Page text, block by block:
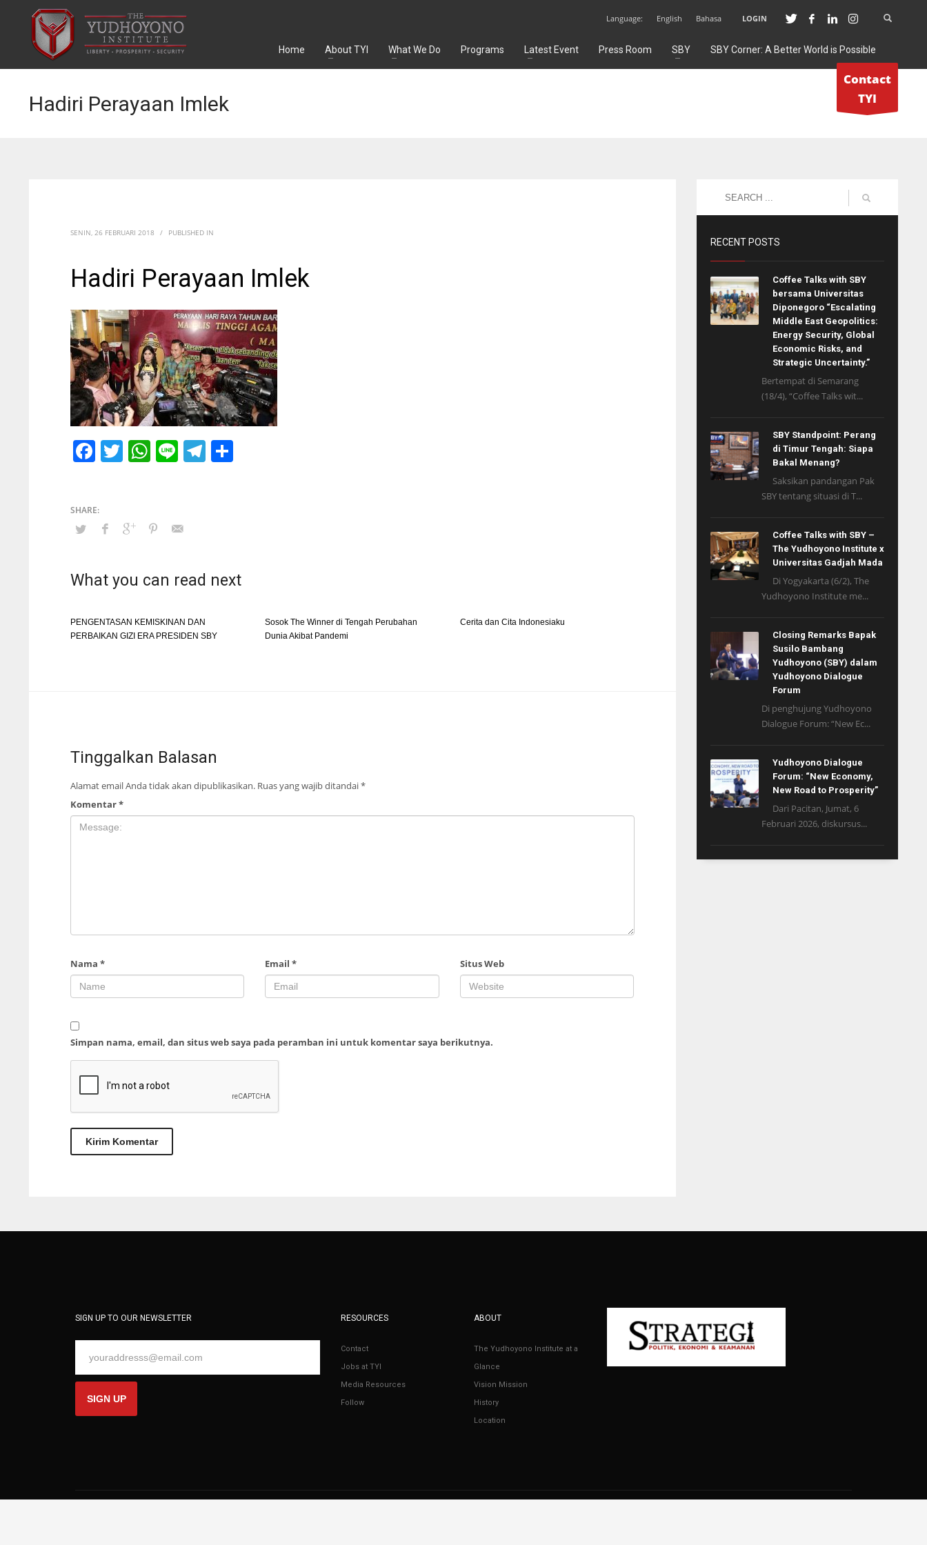
Language: English Bahasa LOGIN
Home About TYI What We Do Programs Latest Event Press Room SBY SBY Corner: A Better World is Possible
Contact
TYI
Hadiri Perayaan Imlek
SENIN, 26 FEBRUARI 2018 / PUBLISHED IN
Hadiri Perayaan Imlek
Facebook
Twitter
WhatsApp
LineTelegram
What you can read next
PENGENTASAN KEMISKINAN DAN
PERBAIKAN GIZI ERA PRESIDEN SBY
Sosok The Winner di Tengah Perubahan
Dunia Akibat Pandemi
Cerita dan Cita Indonesiaku
Tinggalkan Balasan
Alamat email Anda tidak akan dipublikasikan. Ruas yang wajib ditandai*
Komentar*
Nama * Email* Situs Web
Simpan nama, email, dan situs web saya pada peramban ini untuk komentar saya berikutnya.
RECENT POSTS
Coffee Talks with SBY
bersama Universitas
Diponegoro “Escalating
Middle East Geopolitics:
Energy Security, Global
Economic Risks, and
Strategic Uncertainty.”
Bertempat di Semarang
(18/4), “Coffee Talks wit...
SBY Standpoint: Perang
di Timur Tengah: Siapa
Bakal Menang?
Saksikan pandangan Pak
SBY tentang situasi di T...
Coffee Talks with SBY –
The Yudhoyono Institute x
Universitas Gadjah Mada
Di Yogyakarta (6/2), The
Yudhoyono Institute me...
Closing Remarks Bapak
Susilo Bambang
Yudhoyono (SBY) dalam
Yudhoyono Dialogue
Forum
Di penghujung Yudhoyono
Dialogue Forum: “New Ec...
Yudhoyono Dialogue
Forum: “New Economy,
New Road to Prosperity”
Dari Pacitan, Jumat, 6
Februari 2026, diskursus...
SIGN UP TO OUR NEWSLETTER
SIGN UP
RESOURCES
Contact
Jobs at TYI
Media Resources
Follow
ABOUT
The Yudhoyono Institute at a
Glance
Vision Mission
History
Location